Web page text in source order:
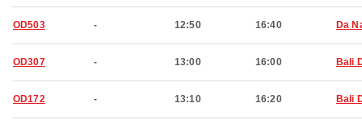
OD503 - 12:50 16:40 Da
OD307 - 13:00 16:00 Bali
OD172 - 13:10 16:20 Bali